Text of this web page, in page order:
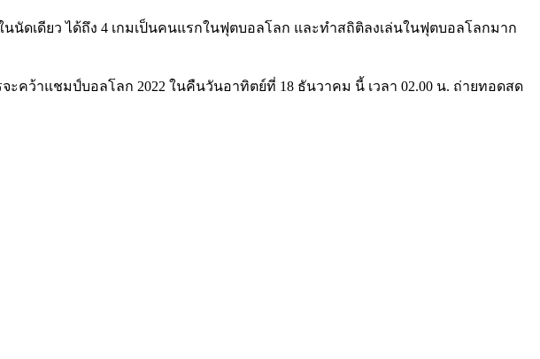
ดเดียว ได้ถึง 4 เกมเป็นคนแรกในฟุตบอลโลก และทำสถิติลงเล่นในฟุตบอลโลกมาก
คว้าแชมป์บอลโลก 2022 ในคืนวันอาทิตย์ที่ 18 ธันวาคม นี้ เวลา 02.00 น. ถ่ายทอดสด